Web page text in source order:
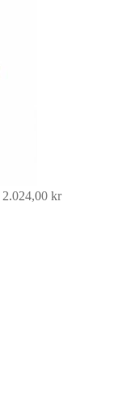
2.024,00 kr